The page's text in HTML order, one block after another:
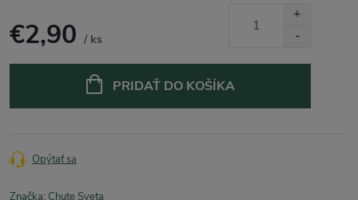
€2,90 / ks
PRIDAŤ DO KOŠÍKA
Opýtať sa
Značka: Chute Sveta